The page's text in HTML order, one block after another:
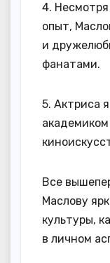
4.
опыт,
и
фанатами.
5. Актриса
Все
Маслову
культуры,
в личном